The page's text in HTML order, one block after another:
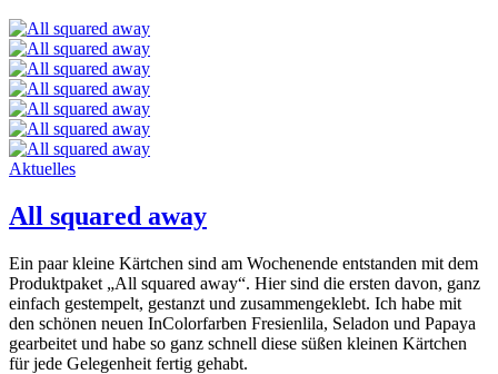
Aktuelles
All squared away
Ein paar kleine Kärtchen sind am Wochenende entstanden mit dem
Produktpaket „All squared away“. Hier sind die ersten davon, ganz
einfach gestempelt, gestanzt und zusammengeklebt. Ich habe mit
den schönen neuen InColorfarben Fresienlila, Seladon und Papaya
gearbeitet und habe so ganz schnell diese süßen kleinen Kärtchen
für jede Gelegenheit fertig gehabt.